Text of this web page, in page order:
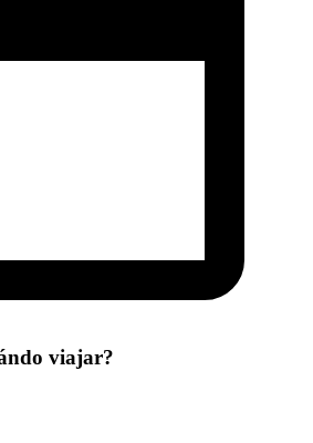
viajar?